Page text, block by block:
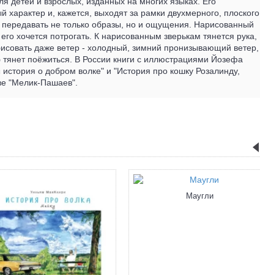
и, кажется, выходят за рамки двухмерного, плоского
передавать не только образы, но и ощущения. Нарисованный
хочется потрогать. К нарисованным зверькам тянется рука,
даже ветер - холодный, зимний пронизывающий ветер,
тянет поёжиться. В России книги с иллюстрациями Йозефа
о добром волке" и "История про кошку Розалинду,
"Мелик-Пашаев".
Маугли